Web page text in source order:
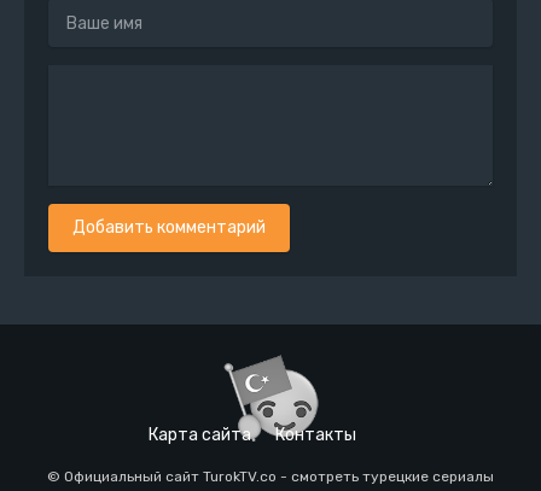
Добавить комментарий
Карта сайта Контакты
© Официальный сайт TurokTV.co - смотреть турецкие сериалы